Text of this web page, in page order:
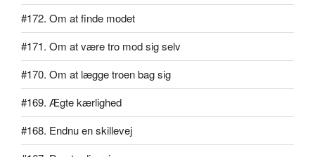
#172. Om at finde modet
#171. Om at være tro mod sig selv
#170. Om at lægge troen bag sig
#169. Ægte kærlighed
#168. Endnu en skillevej